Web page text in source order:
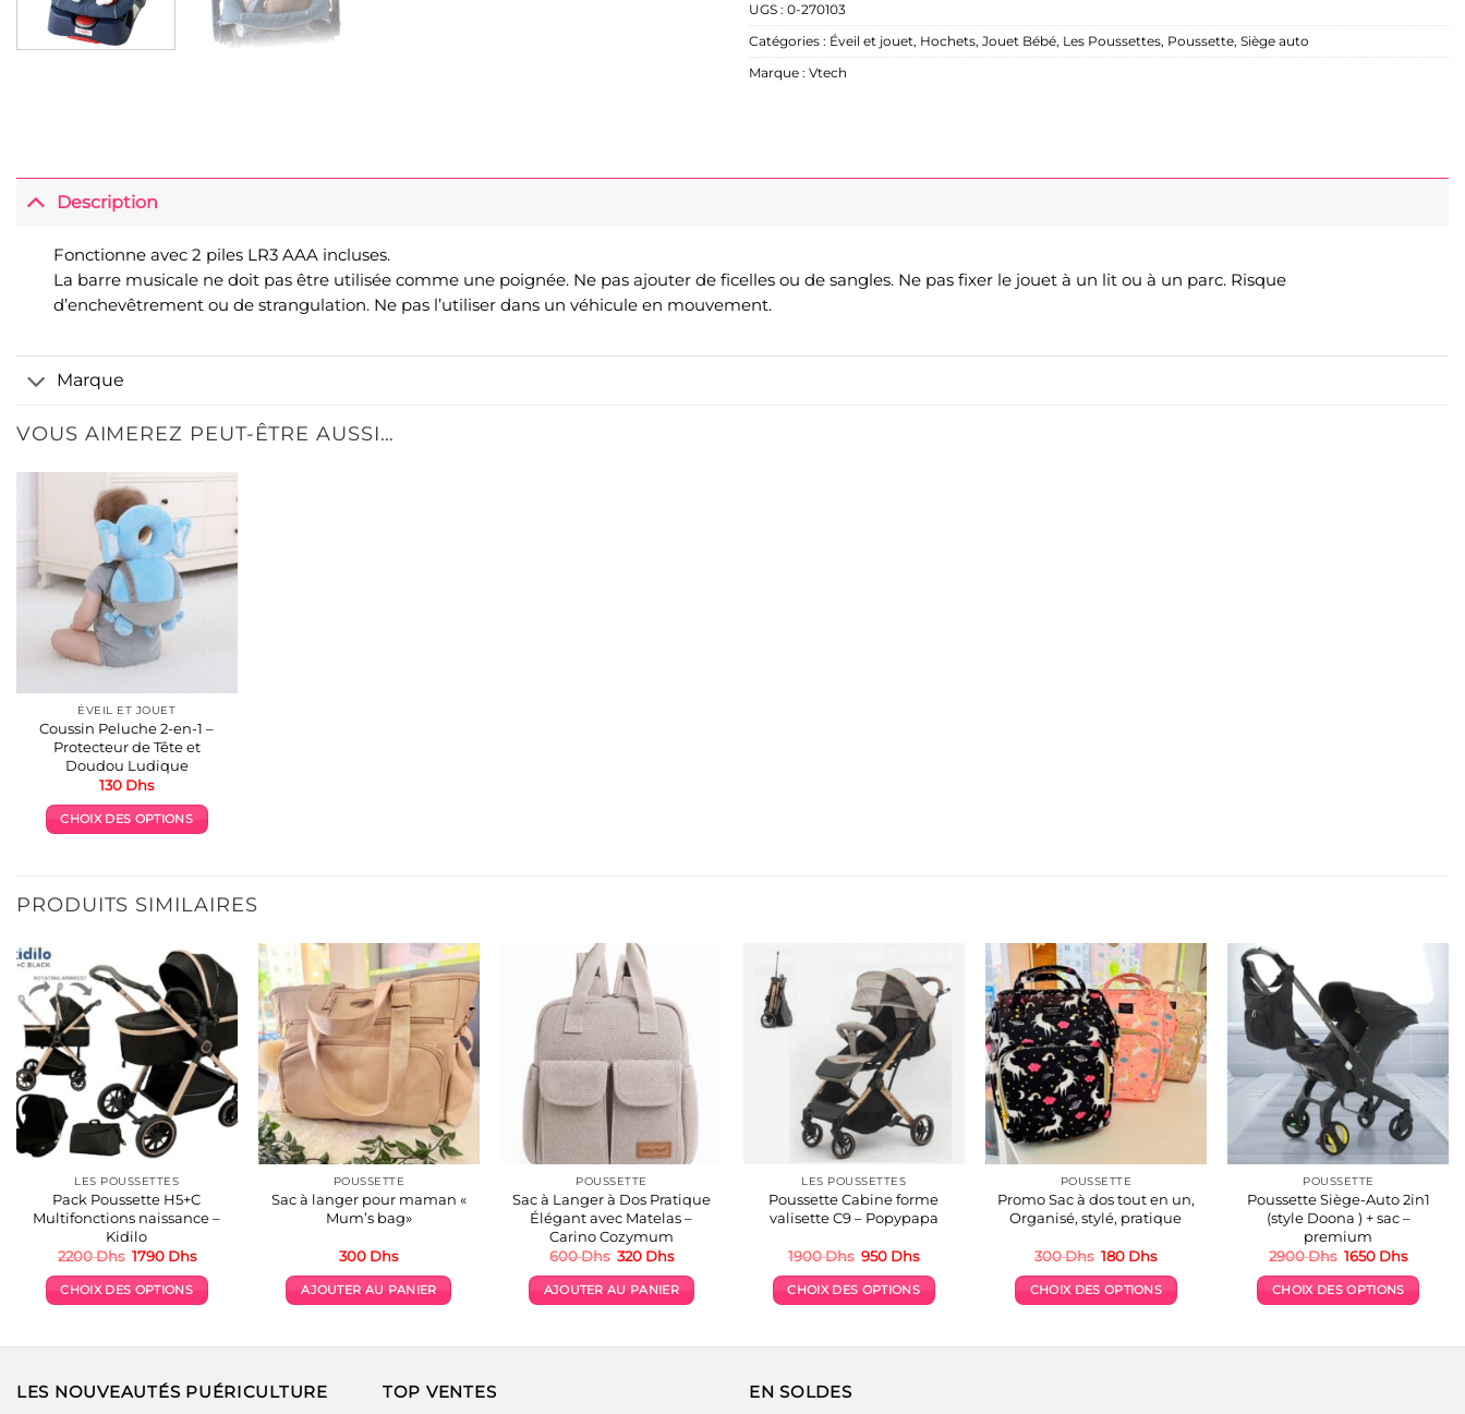
UGS : 0-270103
Catégories : Éveil et jouet, Hochets, Jouet Bébé, Les Poussettes, Poussette, Siège auto
Marque : Vtech
Description
Fonctionne avec 2 piles LR3 AAA incluses.
La barre musicale ne doit pas être utilisée comme une poignée. Ne pas ajouter de ficelles ou de sangles. Ne pas fixer le jouet à un lit ou à un parc. Risque
d’enchevêtrement ou de strangulation. Ne pas l’utiliser dans un véhicule en mouvement.
Marque
VOUS AIMEREZ PEUT-ÊTRE AUSSI…
ÉVEIL ET JOUET
Coussin Peluche 2-en-1 –
Protecteur de Tête et
Doudou Ludique
130 Dhs
CHOIX DES OPTIONS
plusieurs
options
peuvent
être
sur
la
page
du
produit
PRODUITS SIMILAIRES
LES POUSSETTES
Pack Poussette H5+C
Multifonctions naissance –
Kidilo
2200Dhs Le
initial
était :
1790 DhsLe
actuel
est :
CHOIX DES OPTIONS
plusieurs
POUSSETTE
Sac à langer pour maman «
Mum’s bag»
300 Dhs
AJOUTER AU PANIER
POUSSETTE
Sac à Langer à Dos Pratique
Élégant avec Matelas –
Carino Cozymum
600Dhs Le
initial
était :
320 DhsLe
actuel
est :
AJOUTER AU PANIER
LES POUSSETTES
Poussette Cabine forme
valisette C9 – Popypapa
1900Dhs Le
initial
était :
950 DhsLe
actuel
est :
CHOIX DES OPTIONS
POUSSETTE
Promo Sac à dos tout en un,
Organisé, stylé, pratique
300Dhs Le
initial
était :
180 DhsLe
actuel
est :
CHOIX DES OPTIONS
POUSSETTE
Poussette Siège-Auto 2in1
(style Doona ) + sac –
premium
2900Dhs Le
initial
était :
1650 DhsLe
actuel
est :
CHOIX DES OPTIONS
LES NOUVEAUTÉS PUÉRICULTURE TOP VENTES EN SOLDES